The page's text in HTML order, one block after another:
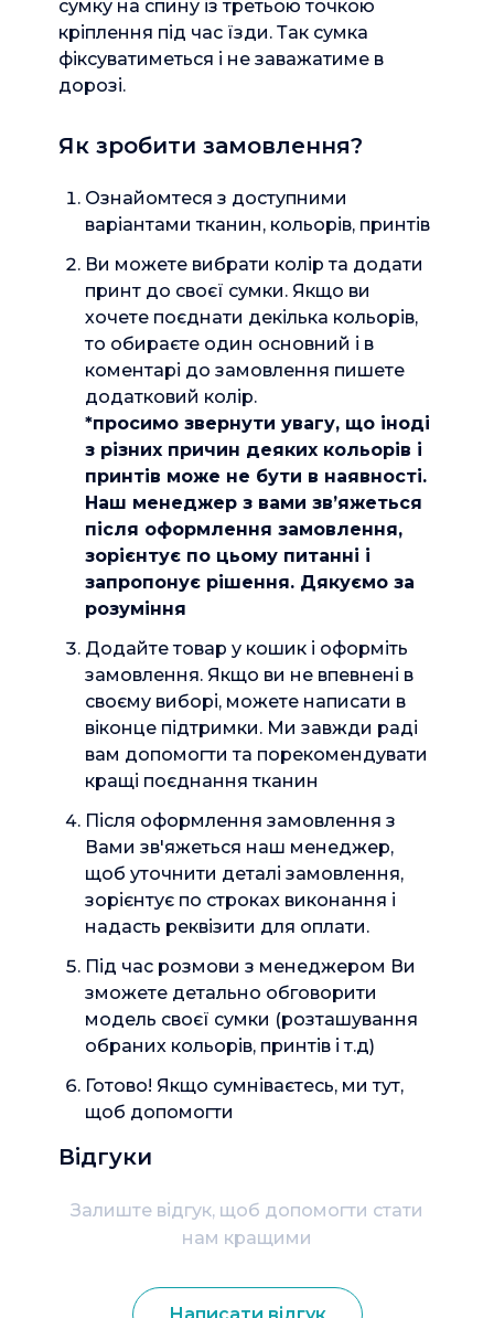
сумку на спину із третьою точкою
кріплення під час їзди. Так сумка
фіксуватиметься і не заважатиме в
дорозі.
Як зробити замовлення?
Ознайомтеся з доступними
варіантами тканин, кольорів, принтів
Ви можете вибрати колір та додати
принт до своєї сумки. Якщо ви
хочете поєднати декілька кольорів,
то обираєте один основний і в
коментарі до замовлення пишете
додатковий колір.
*просимо звернути увагу, що іноді
з різних причин деяких кольорів і
принтів може не бути в наявності.
Наш менеджер з вами зв’яжеться
після оформлення замовлення,
зорієнтує по цьому питанні і
запропонує рішення. Дякуємо за
розуміння
Додайте товар у кошик і оформіть
замовлення. Якщо ви не впевнені в
своєму виборі, можете написати в
віконце підтримки. Ми завжди раді
вам допомогти та порекомендувати
кращі поєднання тканин
Після оформлення замовлення з
Вами зв'яжеться наш менеджер,
щоб уточнити деталі замовлення,
зорієнтує по строках виконання і
надасть реквізити для оплати.
Під час розмови з менеджером Ви
зможете детально обговорити
модель своєї сумки (розташування
обраних кольорів, принтів і т.д)
Готово! Якщо сумніваєтесь, ми тут,
щоб допомогти
Відгуки
Залиште відгук, щоб допомогти стати
нам кращими